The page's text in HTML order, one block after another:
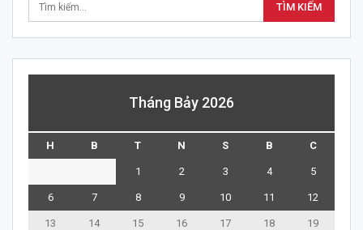
Tháng Bảy 2026
H B T N S B C
1 2 3 4 5
6 7 8 9 10 11 12
13 14 15 16 17 18 19